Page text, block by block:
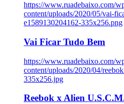
https://www.ruadebaixo.com/
content/uploads/2020/05/vai-
e1589130204162-335x256.png
Vai Ficar Tudo Bem
https://www.ruadebaixo.com/
content/uploads/2020/04/
335x256.jpg
Reebok x Alien